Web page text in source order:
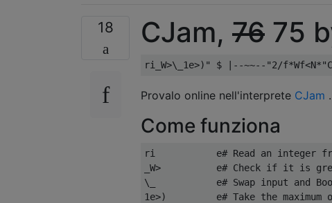
18 CJam, 76 75
Provalo online nell'interprete CJam .
Come funziona
ri           e# Read an integer
_W>          e# Check if it is
\_           e# Swap input and
1e>)         e# Take the maximum